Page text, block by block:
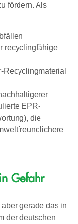
fördern. Als
recyclingfähige
Recyclingmaterial
EPR-
die
Gefahr
gerade das in
der deutschen